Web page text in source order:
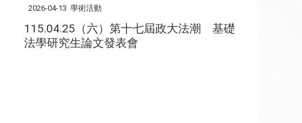
2026-04-13 學術活動
115.04.25（六）第十七屆政大法潮 基礎
法學研究生論文發表會